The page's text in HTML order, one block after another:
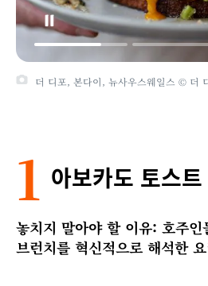
Video
더 디포, 본다이, 뉴사우스웨일스 © 더
1 아보카도 토스트
놓치지 말아야 할 이유: 호주인
브런치를 혁신적으로 해석한